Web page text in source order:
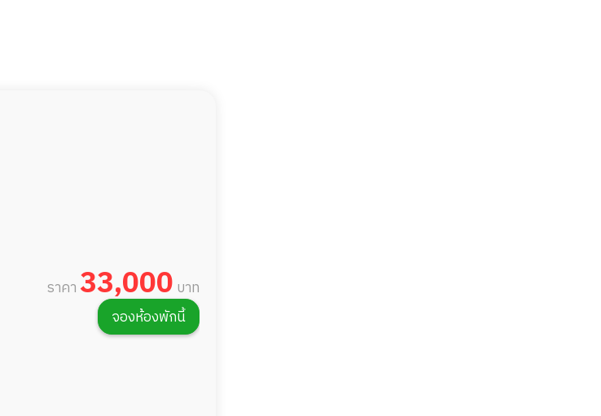
ราคา 33,000 บาท
จองห้องพักนี้